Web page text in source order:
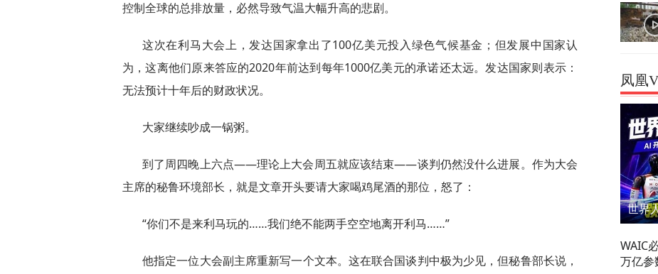
控制全球的总排放量，必然导致气温大幅升高的悲剧。
这次在利马大会上，发达国家拿出了100亿美元投入绿色气候基金；但发展中国家认
为，这离他们原来答应的2020年前达到每年1000亿美元的承诺还太远。发达国家则表示：
无法预计十年后的财政状况。
大家继续吵成一锅粥。
到了周四晚上六点——理论上大会周五就应该结束——谈判仍然没什么进展。作为大会
主席的秘鲁环境部长，就是文章开头要请大家喝鸡尾酒的那位，怒了：
“你们不是来利马玩的……我们绝不能两手空空地离开利马……”
他指定一位大会副主席重新写一个文本。这在联合国谈判中极为少见，但秘鲁部长说，
凤凰
WAIC
万亿参